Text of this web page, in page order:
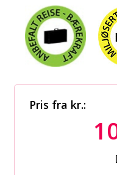
Pris fra kr.: